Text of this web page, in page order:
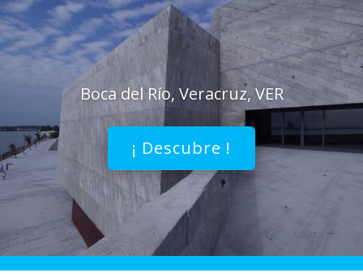
Boca del Río, Veracruz, VER
¡ Descubre !